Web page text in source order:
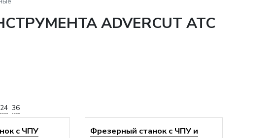
ADVERCUT ATC
24 36
с ЧПУ
Фрезерный станок с ЧПУ и